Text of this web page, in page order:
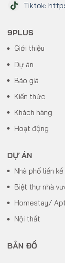
Tiktok:
9PLUS
Giới thiệu
Dự án
Báo giá
Kiến thức
Khách hàng
Hoạt động
DỰ ÁN
Nhà phố liền kề
Biệt thự nhà
Homestay/
Nội thất
BẢN ĐỒ